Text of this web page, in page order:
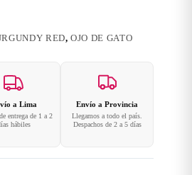
RED,OJO DE GATO
a Lima
entrega de 1 a 2
hábiles
Envío a Provincia
Llegamos a todo el país.
Despachos de 2 a 5 días